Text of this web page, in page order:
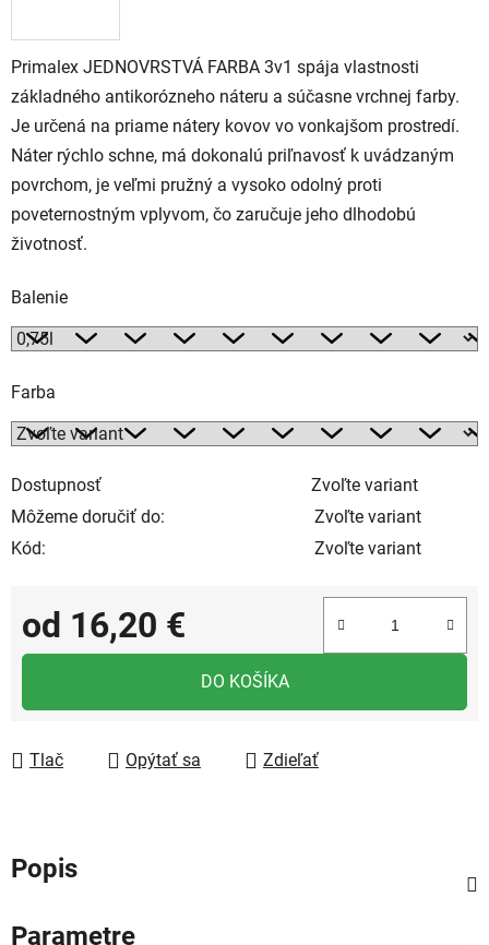
Primalex JEDNOVRSTVÁ FARBA 3v1 spája vlastnosti
základného antikorózneho náteru a súčasne vrchnej farby.
Je určená na priame nátery kovov vo vonkajšom prostredí.
Náter rýchlo schne, má dokonalú priľnavosť k uvádzaným
povrchom, je veľmi pružný a vysoko odolný proti
poveternostným vplyvom, čo zaručuje jeho dlhodobú
životnosť.
Balenie
Farba
Dostupnosť
Zvoľte variant
Môžeme doručiť do:
Zvoľte variant
Kód:
Zvoľte variant
od 16,20 €
Jednotková cena:
DO KOŠÍKA
Tlač Opýtať sa Zdieľať
Popis
Parametre